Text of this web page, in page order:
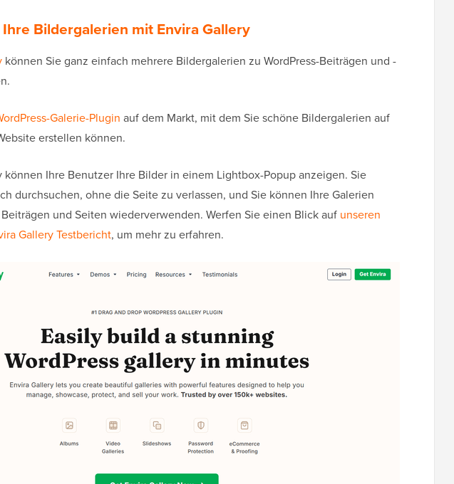
Bildergalerien mit Envira Gallery
können Sie ganz einfach mehrere Bildergalerien zu WordPress-Beiträgen und -
Galerie-Plugin auf dem Markt, mit dem Sie schöne Bildergalerien auf
erstellen können.
können Ihre Benutzer Ihre Bilder in einem Lightbox-Popup anzeigen. Sie
durchsuchen, ohne die Seite zu verlassen, und Sie können Ihre Galerien
und Seiten wiederverwenden. Werfen Sie einen Blick auf unseren
Gallery Testbericht, um mehr zu erfahren.